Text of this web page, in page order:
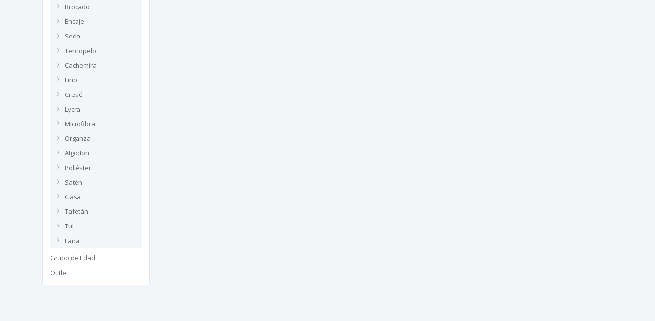
Brocado
Encaje
Seda
Terciopelo
Cachemira
Lino
Crepé
Lycra
Microfibra
Organza
Algodón
Poliéster
Satén
Gasa
Tafetán
Tul
Lana
Grupo de Edad
Outlet